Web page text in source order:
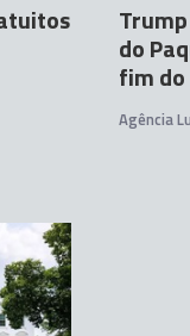
do
fim
Agência